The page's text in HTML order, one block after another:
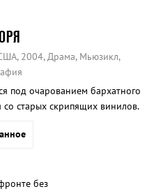
2004, Драма, Мьюзикл,
под очарованием бархатного
старых скрипящих винилов.